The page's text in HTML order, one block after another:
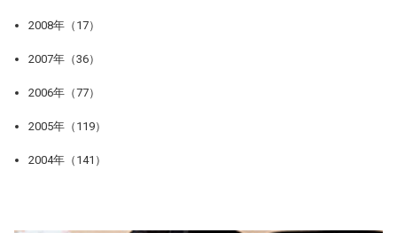
2008年（17）
2007年（36）
2006年（77）
2005年（119）
2004年（141）